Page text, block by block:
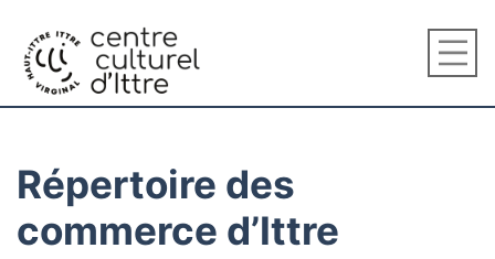
Répertoire des
commerce d’Ittre